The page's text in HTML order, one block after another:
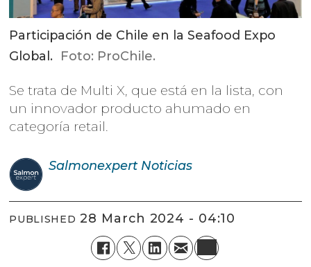
Participación de Chile en la Seafood Expo
Global. Foto: ProChile.
Se trata de Multi X, que está en la lista, con
un innovador producto ahumado en
categoría retail.
Salmonexpert Noticias
PUBLISHED 28 March 2024 - 04:10